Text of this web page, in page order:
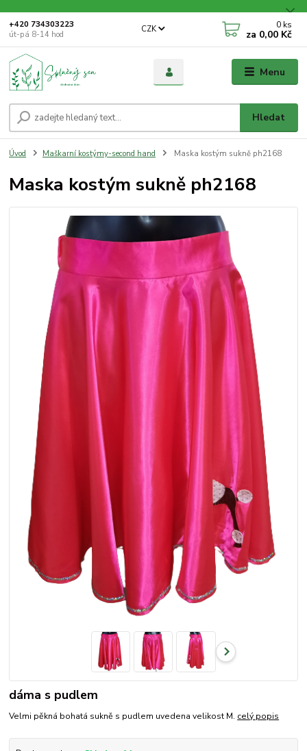
Menu
CZK
Hledat
+420 734303223
út-pá 8-14 hod
0 ks
za 0,00 Kč
Úvod Maškarní kostýmy-second hand Maska kostým sukně ph2168
Maska kostým sukně ph2168
dáma s pudlem
Velmi pěkná bohatá sukně s pudlem uvedena velikost M. celý popis